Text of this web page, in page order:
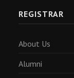
REGISTRAR
About Us
Alumni